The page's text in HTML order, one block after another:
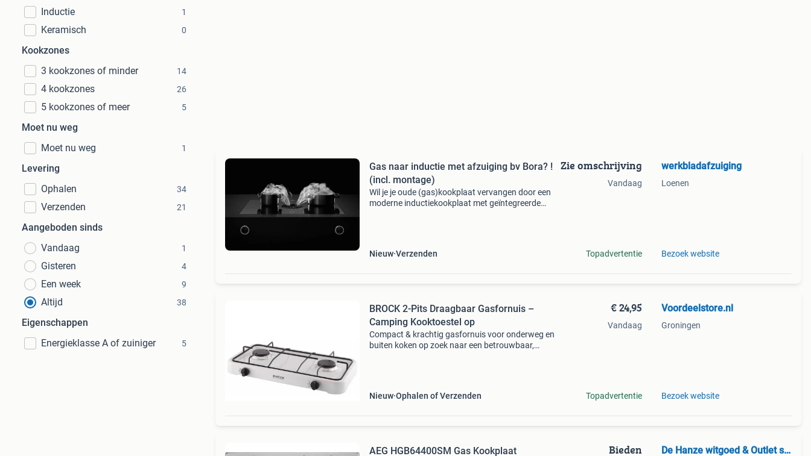
Inductie 1
Keramisch 0
Kookzones
3 kookzones of minder
14
4 kookzones 26
5 kookzones of meer 5
Moet nu weg
Moet nu weg
1
Levering
Ophalen
34
Verzenden 21
Aangeboden sinds
Vandaag
1
Gisteren 4
Een week 9
Altijd 38
Eigenschappen
Energieklasse A of zuiniger
5
Gas naar inductie met afzuiging bv Bora? !
(incl. montage)
Wil je je oude (gas)kookplaat vervangen door een
moderne inductiekookplaat met geïntegreerde
Nieuw Verzenden
Zie omschrijving
Vandaag
Topadvertentie
werkbladafzuiging
Loenen
Bezoek website
BROCK 2-Pits Draagbaar Gasfornuis –
Camping Kooktoestel op
Compact & krachtig gasfornuis voor onderweg en
buiten koken op zoek naar een betrouwbaar,
Nieuw Ophalen of Verzenden
€ 24,95
Vandaag
Topadvertentie
Voordeelstore.nl
Groningen
Bezoek website
AEG HGB64400SM Gas Kookplaat Bieden De Hanze witgoed & Outlet store